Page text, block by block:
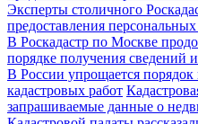
Эксперты столичного
предоставления
В Роскадастр по Москве
порядке получения сведений
В России упрощается
кадастровых работ
запрашиваемые данные о